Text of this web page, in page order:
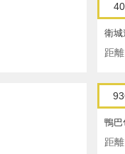
衛城
距離
鴨巴
距離